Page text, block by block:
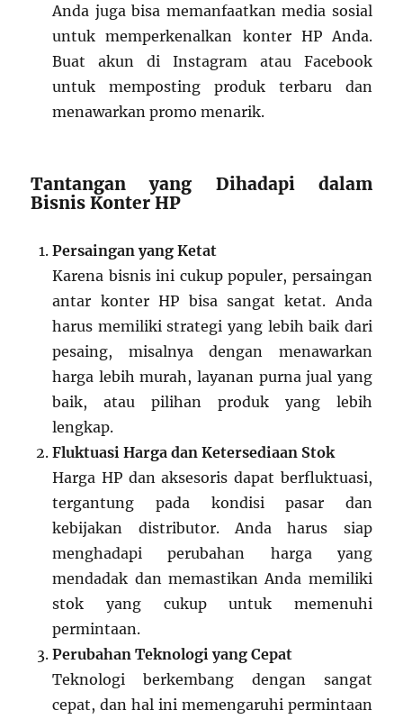
Anda juga bisa memanfaatkan media sosial
untuk memperkenalkan konter HP Anda.
Buat akun di Instagram atau Facebook
untuk memposting produk terbaru dan
menawarkan promo menarik.
Tantangan yang Dihadapi dalam
Bisnis Konter HP
Persaingan yang Ketat
Karena bisnis ini cukup populer, persaingan
antar konter HP bisa sangat ketat. Anda
harus memiliki strategi yang lebih baik dari
pesaing, misalnya dengan menawarkan
harga lebih murah, layanan purna jual yang
baik, atau pilihan produk yang lebih
lengkap.
Fluktuasi Harga dan Ketersediaan Stok
Harga HP dan aksesoris dapat berfluktuasi,
tergantung pada kondisi pasar dan
kebijakan distributor. Anda harus siap
menghadapi perubahan harga yang
mendadak dan memastikan Anda memiliki
stok yang cukup untuk memenuhi
permintaan.
Perubahan Teknologi yang Cepat
Teknologi berkembang dengan sangat
cepat, dan hal ini memengaruhi permintaan